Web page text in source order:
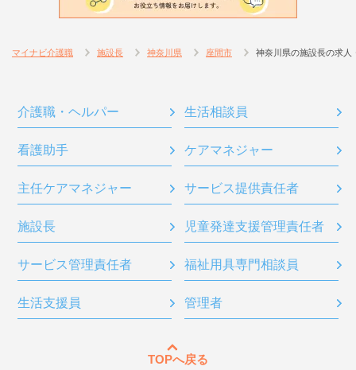
マイナビ介護職 施設長 神奈川県 座間市 神奈川県の施設長の求人
介護職・ヘルパー 生活相談員
看護助手 ケアマネジャー
主任ケアマネジャー サービス提供責任者
施設長 児童発達支援管理責任者
サービス管理責任者 福祉用具専門相談員
生活支援員 管理者
TOPへ戻る